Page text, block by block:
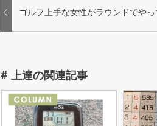
ゴルフ上手な女性がラウンドでやっ
# 上達の関連記事